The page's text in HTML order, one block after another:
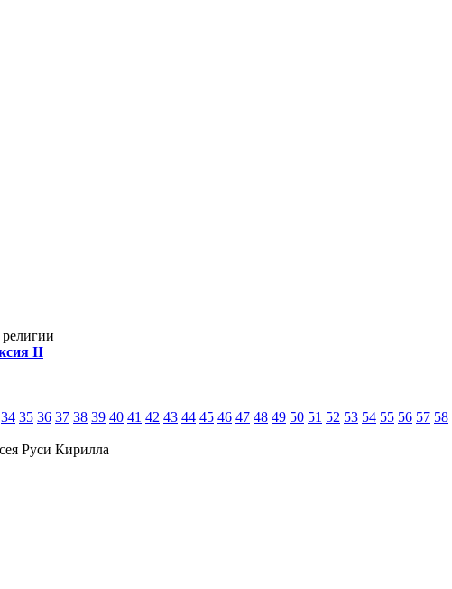
II
34 35 36 37 38 39 40 41 42 43 44 45 46 47 48 49 50 51 52 53 54 55 56 57 58
Руси Кирилла